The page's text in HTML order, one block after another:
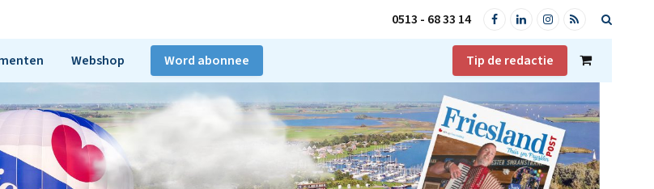
0513 - 68 33 14 FacebookLinkedInInstagram
RSS
Webshop Word abonnee Tip de redactie
Shopping
Cart